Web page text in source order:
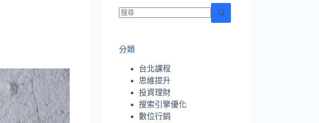
到
分類
台北課程
思維提升
投資理財
搜索引擎優化
數位行銷